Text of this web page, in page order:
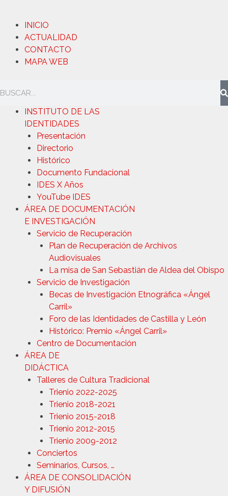
INICIO
ACTUALIDAD
CONTACTO
MAPA WEB
INSTITUTO DE LAS
IDENTIDADES
Presentación
Directorio
Histórico
Documento Fundacional
IDES X Años
YouTube IDES
ÁREA DE DOCUMENTACIÓN
E INVESTIGACIÓN
Servicio de Recuperación
Plan de Recuperación de Archivos
Audiovisuales
La misa de San Sebastián de Aldea del Obispo
Servicio de Investigación
Becas de Investigación Etnográfica «Ángel
Carril»
Foro de las Identidades de Castilla y León
Histórico: Premio «Ángel Carril»
Centro de Documentación
ÁREA DE
DIDÁCTICA
Talleres de Cultura Tradicional
Trienio 2022-2025
Trienio 2018-2021
Trienio 2015-2018
Trienio 2012-2015
Trienio 2009-2012
Conciertos
Seminarios, Cursos, …
ÁREA DE CONSOLIDACIÓN
Y DIFUSIÓN